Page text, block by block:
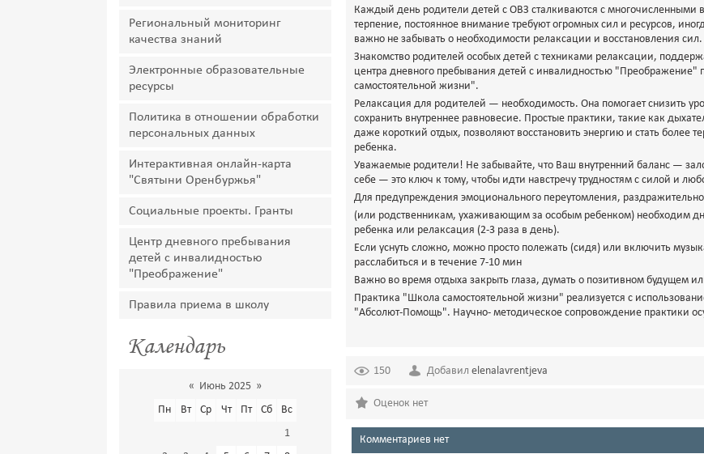
Региональный мониторинг
качества знаний
Электронные образовательные
ресурсы
Политика в отношении обработки
персональных данных
Интерактивная онлайн-карта
"Святыни Оренбуржья"
Социальные проекты. Гранты
Центр дневного пребывания
детей с инвалидностью
"Преображение"
Правила приема в школу
Календарь
« Июнь 2025 »
Пн
Вт Ср Чт Пт Сб
Вс
1
Каждый день родители детей с ОВЗ сталкиваются с многочисленными
терпение, постоянное внимание требуют огромных сил и ресурсов,
важно не забывать о необходимости релаксации и восстановления сил.
Знакомство родителей особых детей с техниками релаксации,
центра дневного пребывания детей с инвалидностью
самостоятельной жизни".
Релаксация для родителей — необходимость. Она помогает снизить
сохранить внутреннее равновесие. Простые практики, такие как
даже короткий отдых, позволяют восстановить энергию и стать
ребенка.
Уважаемые родители! Не забывайте, что Ваш внутренний баланс —
себе — это ключ к тому, чтобы идти навстречу трудностям с силой и
Для предупреждения эмоционального переутомления,
(или родственникам, ухаживающим за особым ребенком) необходим
ребенка или релаксация (2-3 раза в день).
Если уснуть сложно, можно просто полежать (сидя) или включить
расслабиться и в течение 7-10 мин
Важно во время отдыха закрыть глаза, думать о позитивном будущем
Практика "Школа самостоятельной жизни" реализуется с
"Абсолют-Помощь". Научно- методическое сопровождение практики
150 Добавил elenalavrentjeva
Оценок нет
Комментариев нет